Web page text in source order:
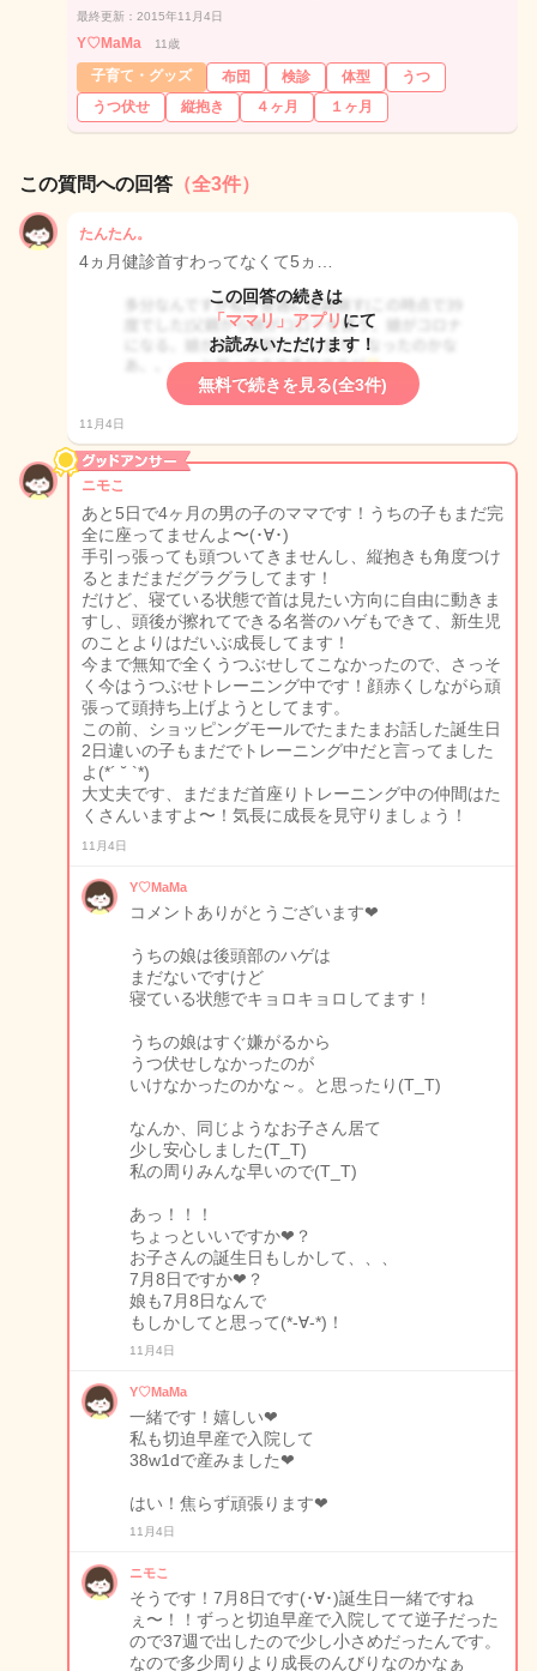
最終更新：2015年11月4日
Y♡MaMa 11歳
子育て・グッズ 布団 検診 体型
うつ
うつ伏せ
縦抱き ４ヶ月 １ヶ月
この質問への回答 （全3件）
たんたん。
4ヵ月健診首すわってなくて5ヵ…
この回答の続きは
「ママリ」アプリ にて
お読みいただけます！
無料で続きを見る(全3件)
11月4日
ニモこ
あと5日で4ヶ月の男の子のママです！うちの子もまだ完
全に座ってませんよ〜(･∀･)
手引っ張っても頭ついてきませんし、縦抱きも角度つけ
るとまだまだグラグラしてます！
だけど、寝ている状態で首は見たい方向に自由に動きま
すし、頭後が擦れてできる名誉のハゲもできて、新生児
のことよりはだいぶ成長してます！
今まで無知で全くうつぶせしてこなかったので、さっそ
く今はうつぶせトレーニング中です！顔赤くしながら頑
張って頭持ち上げようとしてます。
この前、ショッピングモールでたまたまお話した誕生日
2日違いの子もまだでトレーニング中だと言ってました
よ(*´ ˘ `*)
大丈夫です、まだまだ首座りトレーニング中の仲間はた
くさんいますよ〜！気長に成長を見守りましょう！
11月4日
Y♡MaMa
コメントありがとうございます❤
うちの娘は後頭部のハゲは
まだないですけど
寝ている状態でキョロキョロしてます！
うちの娘はすぐ嫌がるから
うつ伏せしなかったのが
いけなかったのかな～。と思ったり(T_T)
なんか、同じようなお子さん居て
少し安心しました(T_T)
私の周りみんな早いので(T_T)
あっ！！！
ちょっといいですか❤？
お子さんの誕生日もしかして、、、
7月8日ですか❤？
娘も7月8日なんで
もしかしてと思って(*-∀-*)！
11月4日
Y♡MaMa
一緒です！嬉しい❤
私も切迫早産で入院して
38w1dで産みました❤
はい！焦らず頑張ります❤
11月4日
ニモこ
そうです！7月8日です(･∀･)誕生日一緒ですね
ぇ〜！！ずっと切迫早産で入院してて逆子だった
ので37週で出したので少し小さめだったんです。
なので多少周りより成長のんびりなのかなぁ